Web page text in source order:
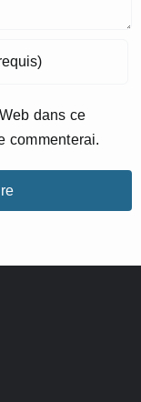
dans ce
commenterai.